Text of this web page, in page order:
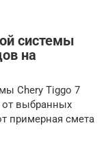
системы
на
Chery Tiggo 7
от выбранных
примерная смета